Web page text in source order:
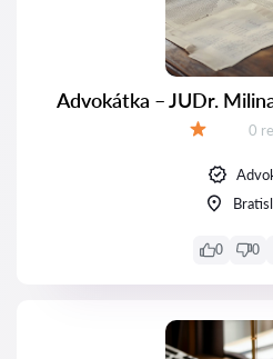
Advokátka – JUDr.
0
0 0